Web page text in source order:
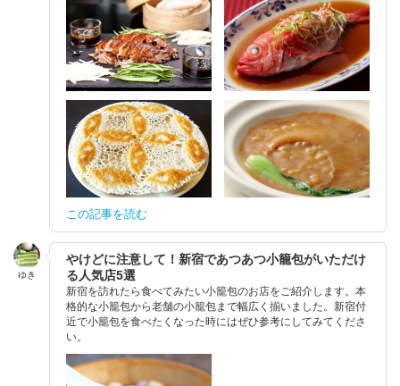
この記事を読む
ゆき
やけどに注意して！新宿であつあつ小籠包がいただけ
る人気店5選
新宿を訪れたら食べてみたい小籠包のお店をご紹介します。本
格的な小籠包から老舗の小籠包まで幅広く揃いました。新宿付
近で小籠包を食べたくなった時にはぜひ参考にしてみてくださ
い。